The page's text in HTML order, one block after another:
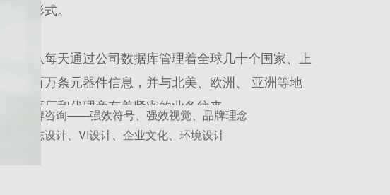
两种形式。
专业团队每天通过公司数据库管理着全球几十个国家、上
伴的百万条元器件信息，并与北美、欧洲、 亚洲等地
厂、原厂和代理商有着紧密的业务往来。
优势品牌咨询——强效符号、强效视觉、品牌理念
牌标志设计、VI设计、企业文化、环境设计